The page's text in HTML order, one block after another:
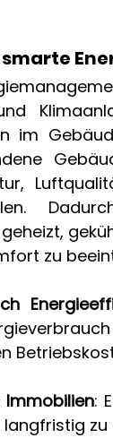
smarte
im
zu
: